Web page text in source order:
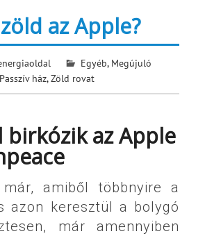
az Apple?
Egyéb, Megújuló
Passzív ház,Zöld rovat
birkózik az Apple
amiből többnyire a
azon keresztül a bolygó
már amennyiben